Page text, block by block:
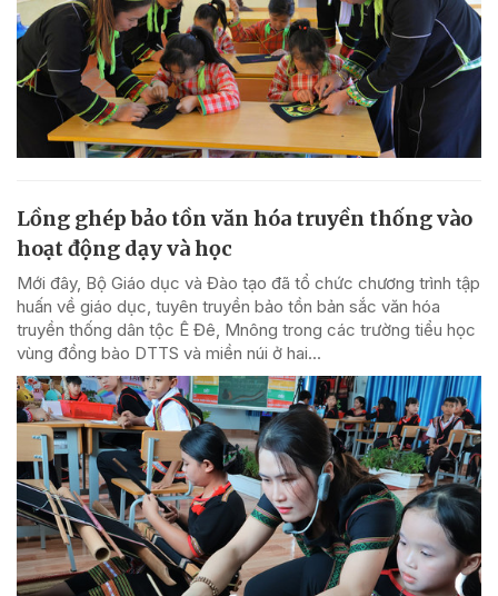
Lồng ghép bảo tồn văn hóa truyền thống vào
hoạt động dạy và học
Mới đây, Bộ Giáo dục và Đào tạo đã tổ chức chương trình tập
huấn về giáo dục, tuyên truyền bảo tồn bản sắc văn hóa
truyền thống dân tộc Ê Đê, Mnông trong các trường tiểu học
vùng đồng bào DTTS và miền núi ở hai...